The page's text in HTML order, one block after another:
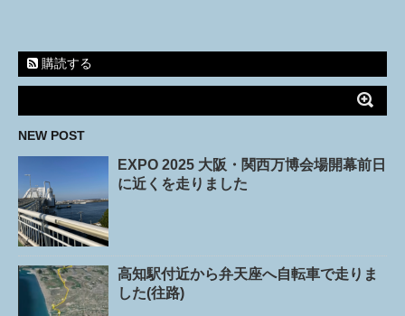
購読する
NEW POST
EXPO 2025 大阪・関西万博会場開幕前日
に近くを走りました
高知駅付近から弁天座へ自転車で走りま
した(往路)